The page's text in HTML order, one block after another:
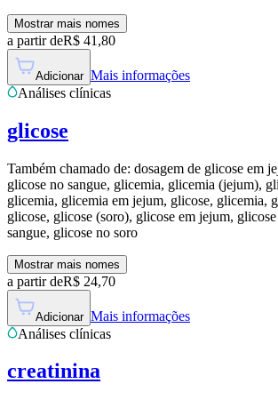
Mostrar mais nomes
a partir deR$ 41,80
Adicionar Mais informações
Análises clínicas
glicose
Também chamado de: dosagem de glicose em
glicose no sangue, glicemia, glicemia (jejum),
glicemia, glicemia em jejum, glicose, glicemia,
glicose, glicose (soro), glicose em jejum,
sangue, glicose no soro
Mostrar mais nomes
a partir deR$ 24,70
Adicionar Mais informações
Análises clínicas
creatinina